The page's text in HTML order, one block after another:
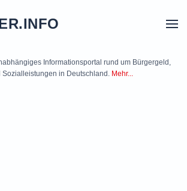
Informationsportal rund um Bürgergeld,
Sozialleistungen in Deutschland. Mehr...